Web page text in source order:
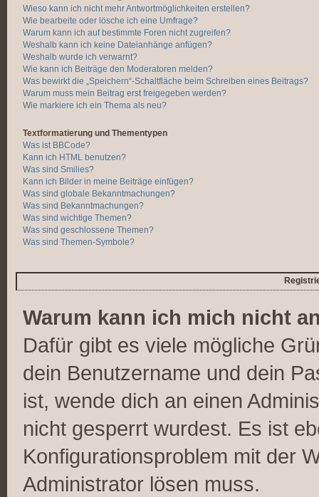
Wieso kann ich nicht mehr Antwortmöglichkeiten erstellen?
Wie bearbeite oder lösche ich eine Umfrage?
Warum kann ich auf bestimmte Foren nicht zugreifen?
Weshalb kann ich keine Dateianhänge anfügen?
Weshalb wurde ich verwarnt?
Wie kann ich Beiträge den Moderatoren melden?
Was bewirkt die „Speichern“-Schaltfläche beim Schreiben eines Beitrags?
Warum muss mein Beitrag erst freigegeben werden?
Wie markiere ich ein Thema als neu?
Textformatierung und Thementypen
Was ist BBCode?
Kann ich HTML benutzen?
Was sind Smilies?
Kann ich Bilder in meine Beiträge einfügen?
Was sind globale Bekanntmachungen?
Was sind Bekanntmachungen?
Was sind wichtige Themen?
Was sind geschlossene Themen?
Was sind Themen-Symbole?
Warum kann ich mich nicht
Dafür gibt es viele mögliche
dein Benutzername und dein
ist, wende dich an einen
nicht gesperrt wurdest. Es ist
Konfigurationsproblem mit der
Administrator lösen muss.